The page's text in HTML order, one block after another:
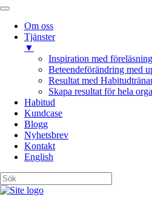
Om oss
Tjänster
▼
Inspiration med
Beteendeförändring med
Resultat med
Skapa resultat för hela
Habitud
Kundcase
Blogg
Nyhetsbrev
Kontakt
English